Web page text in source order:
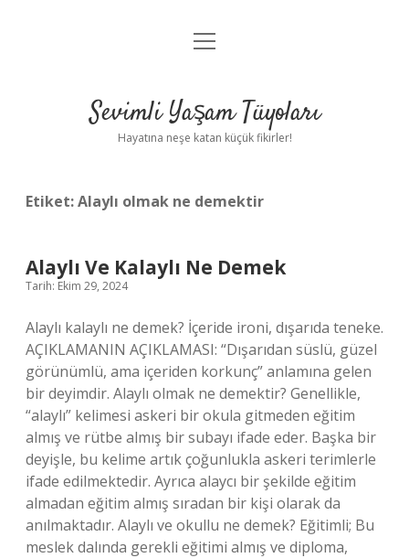
Anasayfa
Yasal Uyarı
menüyü
Sevimli Yaşam Tüyoları
Hayatına neşe katan küçük fikirler!
Etiket:Alaylı olmak ne demektir
Alaylı Ve Kalaylı Ne Demek
Tarih: Ekim 29, 2024
Alaylı kalaylı ne demek? İçeride ironi, dışarıda teneke.
AÇIKLAMANIN AÇIKLAMASI: “Dışarıdan süslü, güzel
görünümlü, ama içeriden korkunç” anlamına gelen
bir deyimdir. Alaylı olmak ne demektir? Genellikle,
“alaylı” kelimesi askeri bir okula gitmeden eğitim
almış ve rütbe almış bir subayı ifade eder. Başka bir
deyişle, bu kelime artık çoğunlukla askeri terimlerle
ifade edilmektedir. Ayrıca alaycı bir şekilde eğitim
almadan eğitim almış sıradan bir kişi olarak da
anılmaktadır. Alaylı ve okullu ne demek? Eğitimli; Bu
meslek dalında gerekli eğitimi almış ve diploma,